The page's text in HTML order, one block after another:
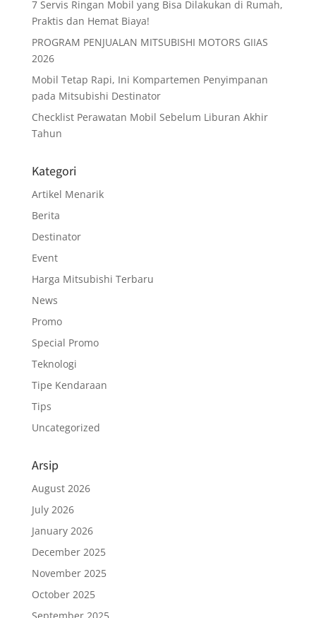
7 Servis Ringan Mobil yang Bisa Dilakukan di Rumah,
Praktis dan Hemat Biaya!
PROGRAM PENJUALAN MITSUBISHI MOTORS GIIAS
2026
Mobil Tetap Rapi, Ini Kompartemen Penyimpanan
pada Mitsubishi Destinator
Checklist Perawatan Mobil Sebelum Liburan Akhir
Tahun
Kategori
Artikel Menarik
Berita
Destinator
Event
Harga Mitsubishi Terbaru
News
Promo
Special Promo
Teknologi
Tipe Kendaraan
Tips
Uncategorized
Arsip
August 2026
July 2026
January 2026
December 2025
November 2025
October 2025